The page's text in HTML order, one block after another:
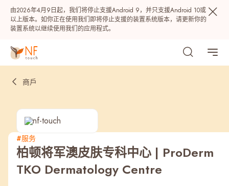
由2026年4月9日起，我们将停止支援Android 9，并只支援Android 10或
以上版本。如你正在使用我们即将停止支援的装置系统版本，请更新你的
装置系统以继续使用我们的应用程式。
热门
商戶
#服务
柏顿将军澳皮肤专科中心 | ProDerm
TKO Dermatology Centre